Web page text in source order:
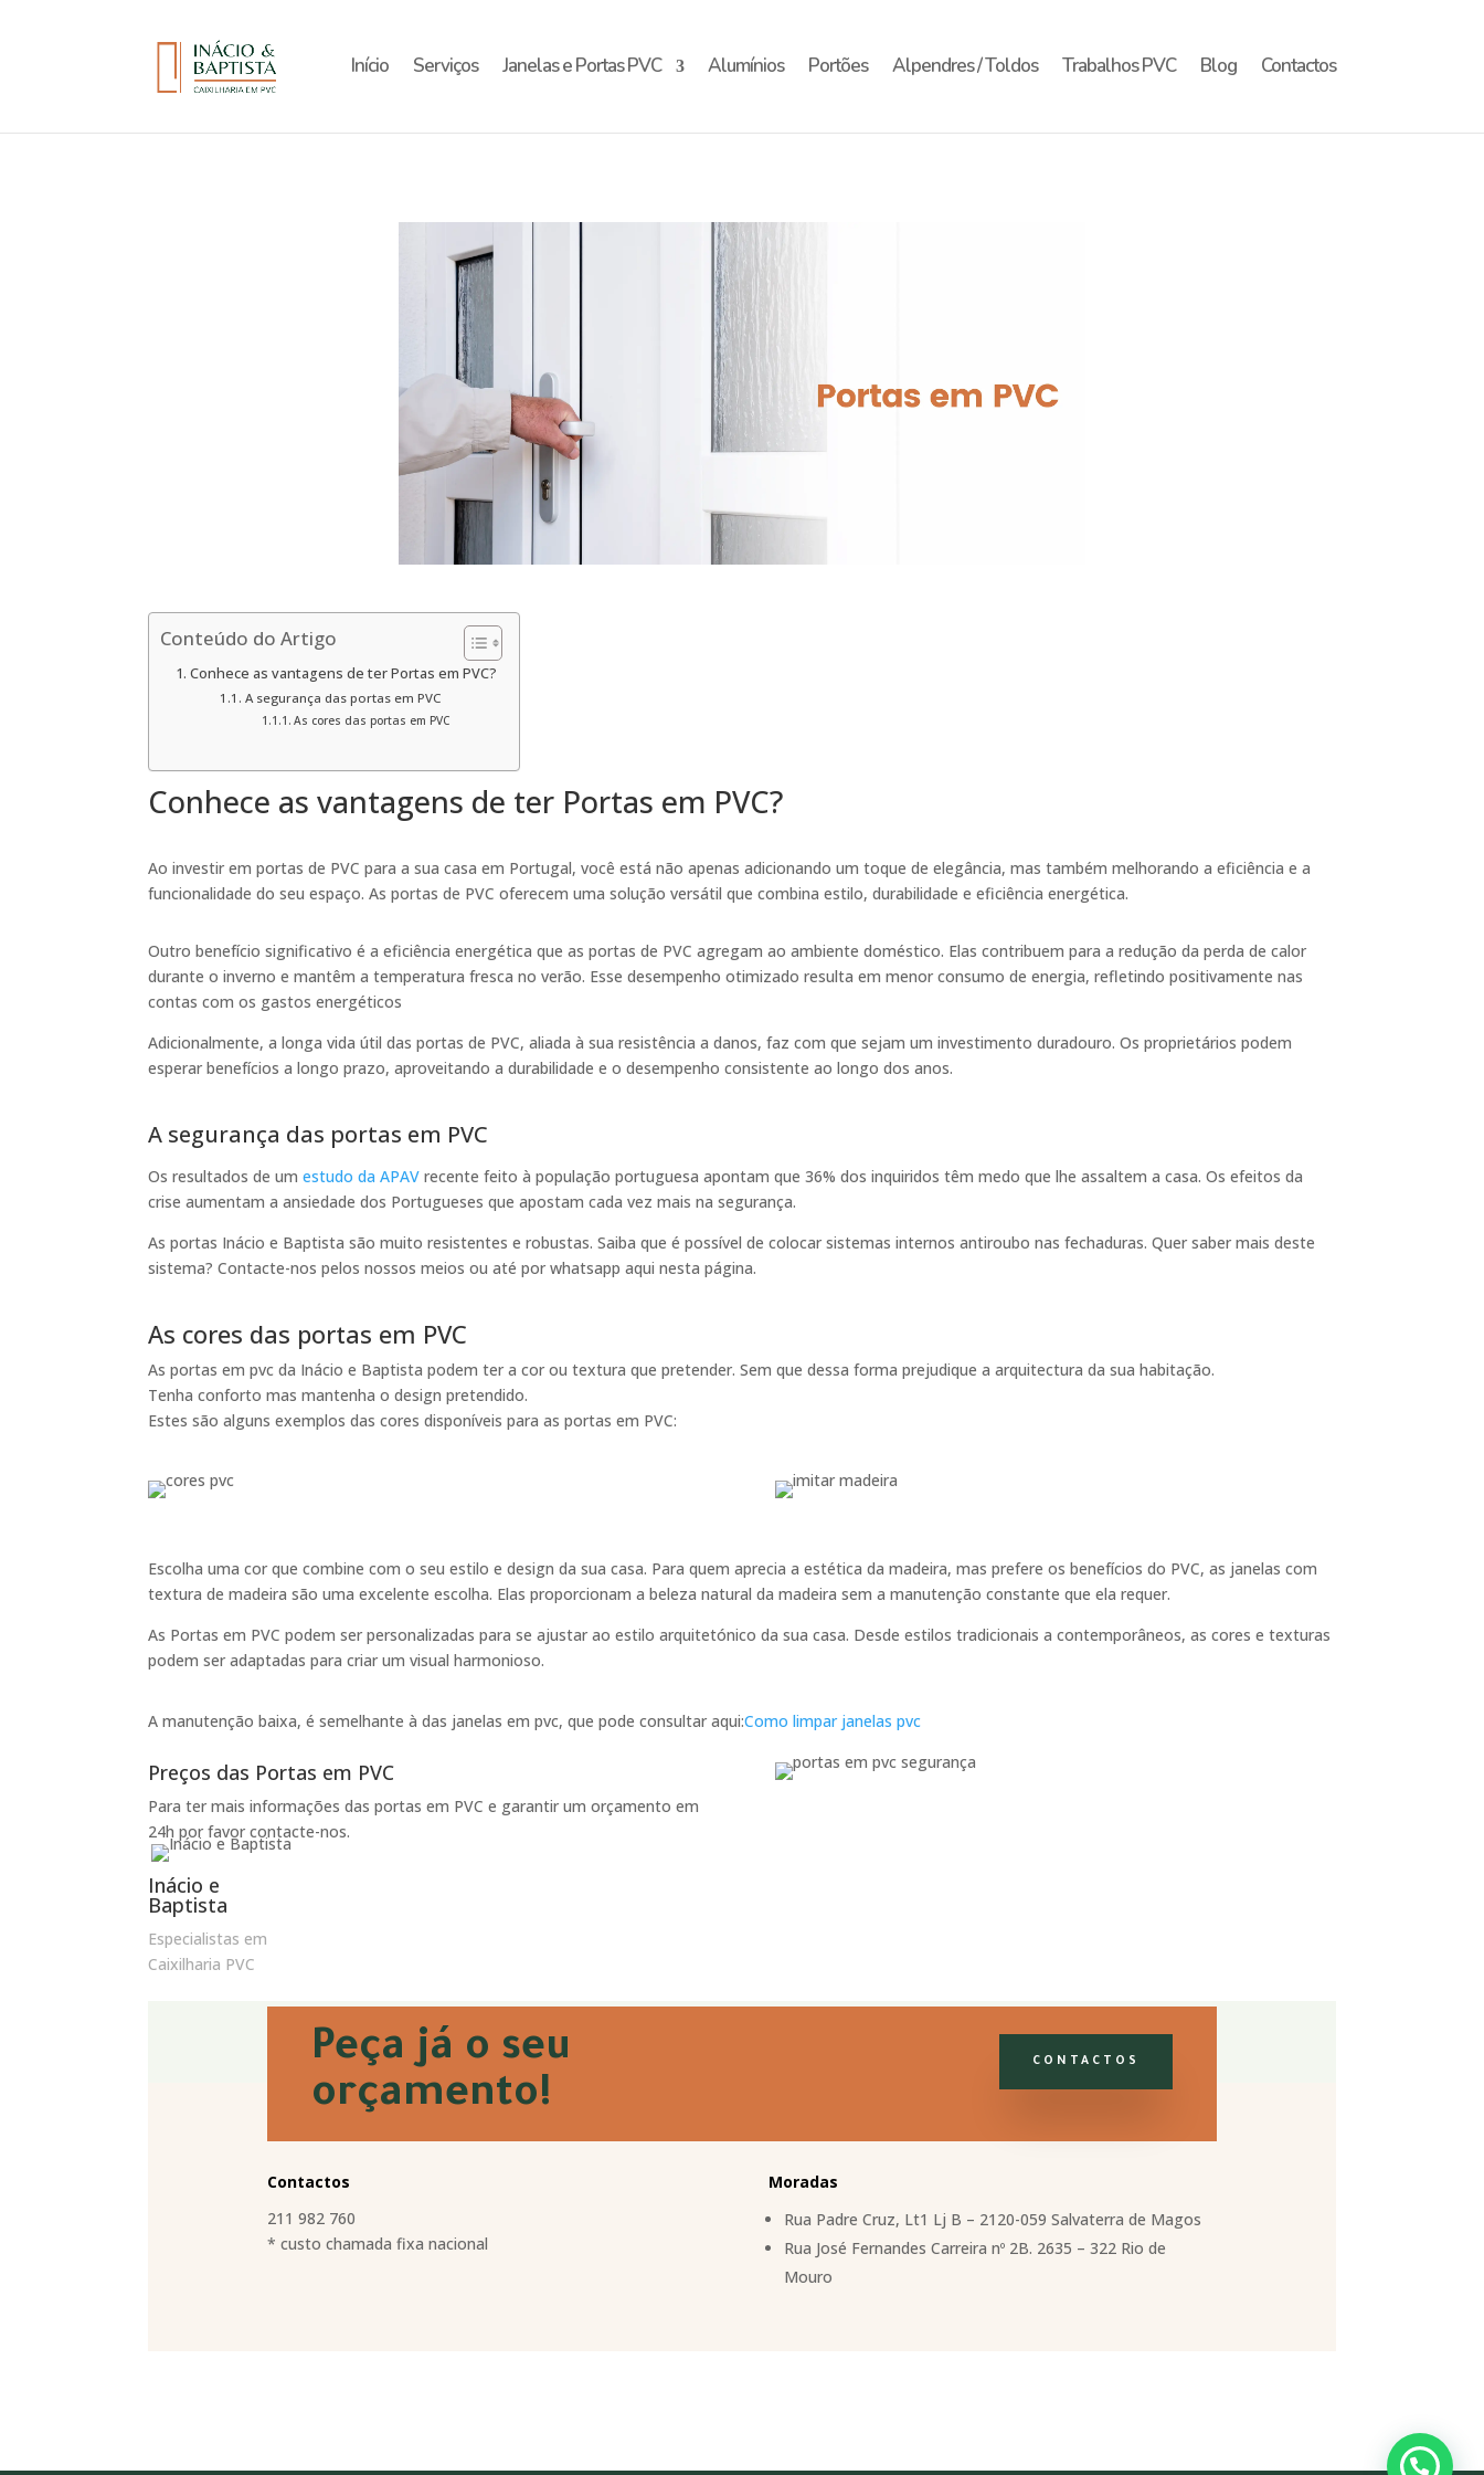
Início Serviços Janelas e Portas PVC Alumínios Portões Alpendres / Toldos Trabalhos PVC Blog Contactos
Conteúdo do Artigo
Conhece as vantagens de ter Portas em PVC?
A segurança das portas em PVC
As cores das portas em PVC
Conhece as vantagens de ter Portas em PVC?
Ao investir em portas de PVC para a sua casa em Portugal, você está não apenas adicionando um toque de elegância, mas também melhorando a eficiência e a
funcionalidade do seu espaço. As portas de PVC oferecem uma solução versátil que combina estilo, durabilidade e eficiência energética.
Outro benefício significativo é a eficiência energética que as portas de PVC agregam ao ambiente doméstico. Elas contribuem para a redução da perda de calor
durante o inverno e mantêm a temperatura fresca no verão. Esse desempenho otimizado resulta em menor consumo de energia, refletindo positivamente nas
contas com os gastos energéticos
Adicionalmente, a longa vida útil das portas de PVC, aliada à sua resistência a danos, faz com que sejam um investimento duradouro. Os proprietários podem
esperar benefícios a longo prazo, aproveitando a durabilidade e o desempenho consistente ao longo dos anos.
A segurança das portas em PVC
Os resultados de um estudo da APAV recente feito à população portuguesa apontam que 36% dos inquiridos têm medo que lhe assaltem a casa. Os efeitos da
crise aumentam a ansiedade dos Portugueses que apostam cada vez mais na segurança.
As portas Inácio e Baptista são muito resistentes e robustas. Saiba que é possível de colocar sistemas internos antiroubo nas fechaduras. Quer saber mais deste
sistema? Contacte-nos pelos nossos meios ou até por whatsapp aqui nesta página.
As cores das portas em PVC
As portas em pvc da Inácio e Baptista podem ter a cor ou textura que pretender. Sem que dessa forma prejudique a arquitectura da sua habitação.
Tenha conforto mas mantenha o design pretendido.
Estes são alguns exemplos das cores disponíveis para as portas em PVC:
Escolha uma cor que combine com o seu estilo e design da sua casa. Para quem aprecia a estética da madeira, mas prefere os benefícios do PVC, as janelas com
textura de madeira são uma excelente escolha. Elas proporcionam a beleza natural da madeira sem a manutenção constante que ela requer.
As Portas em PVC podem ser personalizadas para se ajustar ao estilo arquitetónico da sua casa. Desde estilos tradicionais a contemporâneos, as cores e texturas
podem ser adaptadas para criar um visual harmonioso.
A manutenção baixa, é semelhante à das janelas em pvc, que pode consultar aqui:Como limpar janelas pvc
Preços das Portas em PVC
Para ter mais informações das portas em PVC e garantir um orçamento em
24h por favor contacte-nos.
Inácio e
Baptista
Especialistas em
Caixilharia PVC
Peça já o seu
orçamento!
CONTACTOS
Contactos
211 982 760
* custo chamada fixa nacional
Moradas
Rua Padre Cruz, Lt1 Lj B – 2120-059 Salvaterra de Magos
Rua José Fernandes Carreira nº 2B. 2635 – 322 Rio de
Mouro